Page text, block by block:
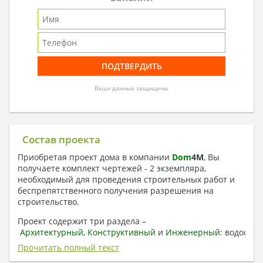
Ваши данные защищены
Состав проекта
Приобретая проект дома в компании Dom4M, Вы
получаете комплект чертежей - 2 экземпляра,
необходимый для проведения строительных работ и
беспрепятственного получения разрешения на
строительство.
Проект содержит три раздела –
Архитектурный, Конструктивный и Инженерный:
отопление, вентиляция, канализация,
электроснабжение (приобретается за дополнительную
Прочитать полный текст